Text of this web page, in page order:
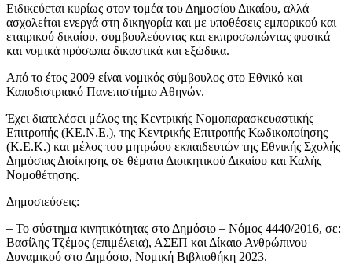
Eιδικεύεται κυρίως στον τομέα του Δημοσίου Δικαίου, αλλά
ασχολείται ενεργά στη δικηγορία και με υποθέσεις εμπορικού και
εταιρικού δικαίου, συμβουλεύοντας και εκπροσωπώντας φυσικά
και νομικά πρόσωπα δικαστικά και εξώδικα.
Από το έτος 2009 είναι νομικός σύμβουλος στο Εθνικό και
Καποδιστριακό Πανεπιστήμιο Αθηνών.
Έχει διατελέσει μέλος της Κεντρικής Νομοπαρασκευαστικής
Επιτροπής (ΚΕ.Ν.Ε.), της Κεντρικής Επιτροπής Κωδικοποίησης
(Κ.Ε.Κ.) και μέλος του μητρώου εκπαιδευτών της Εθνικής Σχολής
Δημόσιας Διοίκησης σε θέματα Διοικητικού Δικαίου και Καλής
Νομοθέτησης.
Δημοσιεύσεις:
– Το σύστημα κινητικότητας στο Δημόσιο – Νόμος 4440/2016, σε:
Βασίλης Τζέμος (επιμέλεια), ΑΣΕΠ και Δίκαιο Ανθρώπινου
Δυναμικού στο Δημόσιο, Νομική Βιβλιοθήκη 2023.